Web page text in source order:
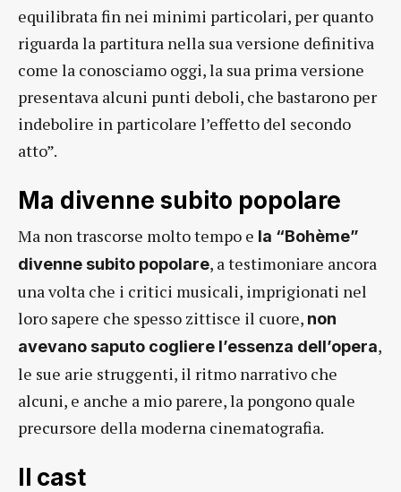
equilibrata fin nei minimi particolari, per quanto
riguarda la partitura nella sua versione definitiva
come la conosciamo oggi, la sua prima versione
presentava alcuni punti deboli, che bastarono per
indebolire in particolare l’effetto del secondo
atto”.
Ma divenne subito popolare
Ma non trascorse molto tempo e la “Bohème”
divenne subito popolare, a testimoniare ancora
una volta che i critici musicali, imprigionati nel
loro sapere che spesso zittisce il cuore, non
avevano saputo cogliere l’essenza dell’opera,
le sue arie struggenti, il ritmo narrativo che
alcuni, e anche a mio parere, la pongono quale
precursore della moderna cinematografia.
Il cast